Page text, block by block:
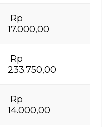
Rp
17.000,00
Rp
233.750,00
Rp
14.000,00